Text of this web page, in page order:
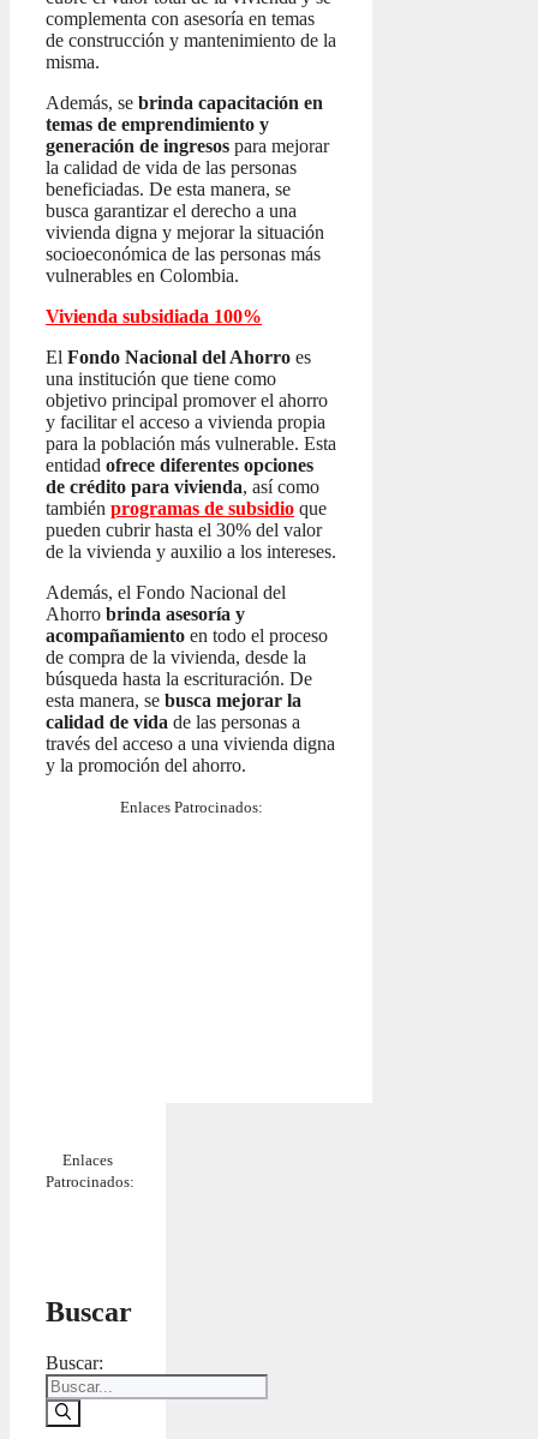
complementa con asesoría en temas
de construcción y mantenimiento de la
misma.
Además, se brinda capacitación en
temas de emprendimiento y
generación de ingresos para mejorar
la calidad de vida de las personas
beneficiadas. De esta manera, se
busca garantizar el derecho a una
vivienda digna y mejorar la situación
socioeconómica de las personas más
vulnerables en Colombia.
Vivienda subsidiada 100%
El Fondo Nacional del Ahorro es
una institución que tiene como
objetivo principal promover el ahorro
y facilitar el acceso a vivienda propia
para la población más vulnerable. Esta
entidad ofrece diferentes opciones
de crédito para vivienda, así como
también programas de subsidio que
pueden cubrir hasta el 30% del valor
de la vivienda y auxilio a los intereses.
Además, el Fondo Nacional del
Ahorro brinda asesoría y
acompañamiento en todo el proceso
de compra de la vivienda, desde la
búsqueda hasta la escrituración. De
esta manera, se busca mejorar la
calidad de vida de las personas a
través del acceso a una vivienda digna
y la promoción del ahorro.
Enlaces Patrocinados:
Enlaces
Patrocinados:
Buscar
Buscar: